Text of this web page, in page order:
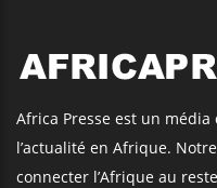
Africa Presse est un
l’actualité en Afrique.
connecter l’Afrique au